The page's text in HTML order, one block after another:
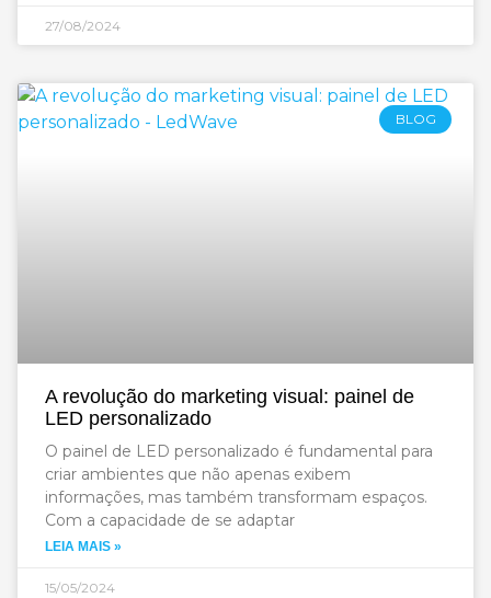
27/08/2024
BLOG
A revolução do marketing visual: painel de
LED personalizado
O painel de LED personalizado é fundamental para
criar ambientes que não apenas exibem
informações, mas também transformam espaços.
Com a capacidade de se adaptar
LEIA MAIS »
15/05/2024